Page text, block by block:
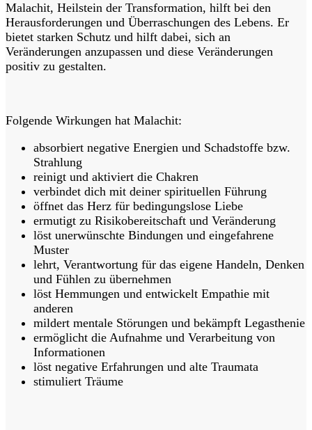
Malachit, Heilstein der Transformation, hilft bei den
Herausforderungen und Überraschungen des Lebens. Er
bietet starken Schutz und hilft dabei, sich an
Veränderungen anzupassen und diese Veränderungen
positiv zu gestalten.
Folgende Wirkungen hat Malachit:
absorbiert negative Energien und Schadstoffe bzw.
Strahlung
reinigt und aktiviert die Chakren
verbindet dich mit deiner spirituellen Führung
öffnet das Herz für bedingungslose Liebe
ermutigt zu Risikobereitschaft und Veränderung
löst unerwünschte Bindungen und eingefahrene
Muster
lehrt, Verantwortung für das eigene Handeln, Denken
und Fühlen zu übernehmen
löst Hemmungen und entwickelt Empathie mit
anderen
mildert mentale Störungen und bekämpft Legasthenie
ermöglicht die Aufnahme und Verarbeitung von
Informationen
löst negative Erfahrungen und alte Traumata
stimuliert Träume